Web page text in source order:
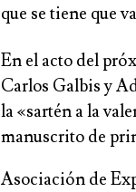
que se tiene que
En el acto del
Carlos Galbis y
la «sartén a la
manuscrito de
Asociación de